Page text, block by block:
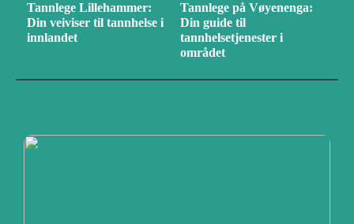
Tannlege Lillehammer:
Din veiviser til tannhelse i
innlandet
Tannlege på Vøyenenga:
Din guide til
tannhelsetjenester i
området